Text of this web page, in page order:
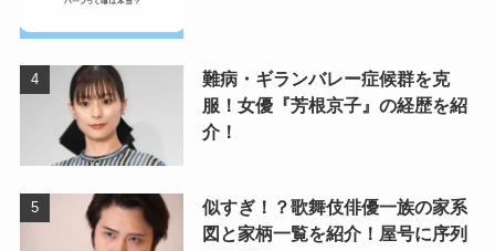
難病・ギランバレー症候群を克
服！女優『芳根京子』の経歴を紹
介！
似すぎ！？歌舞伎俳優一族の家系
図と家柄一覧を紹介！屋号に序列